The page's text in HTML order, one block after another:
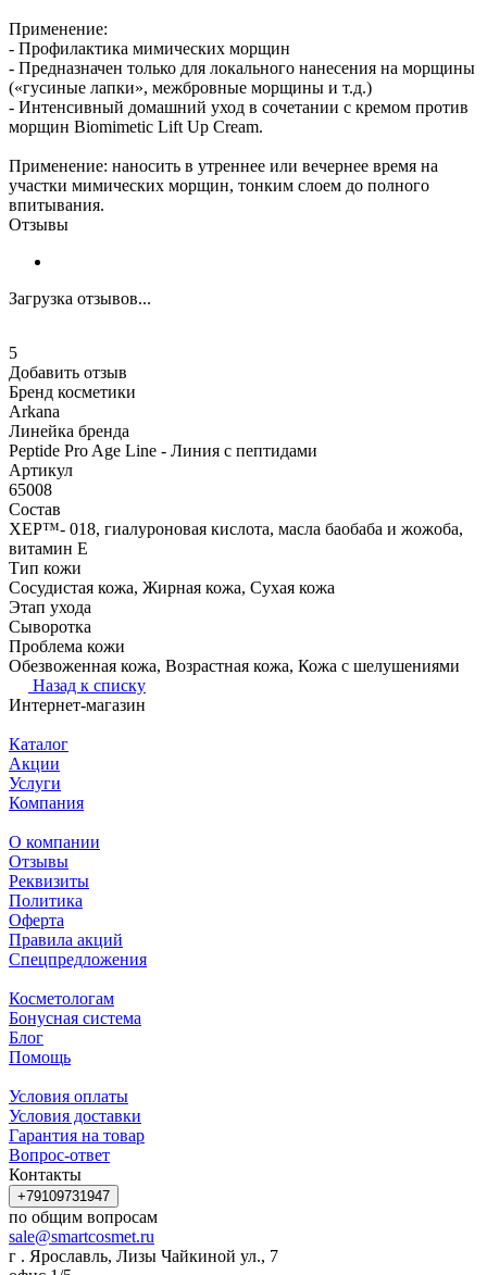
Применение:
- Профилактика мимических морщин
- Предназначен только для локального нанесения на морщины
(«гусиные лапки», межбровные морщины и т.д.)
- Интенсивный домашний уход в сочетании с кремом против
морщин Biomimetic Lift Up Cream.
Применение: наносить в утреннее или вечернее время на
участки мимических морщин, тонким слоем до полного
впитывания.
Отзывы
Загрузка отзывов...
5
Добавить отзыв
Бренд косметики
Arkana
Линейка бренда
Peptide Pro Age Line - Линия с пептидами
Артикул
65008
Состав
XEP™- 018, гиалуроновая кислота, масла баобаба и жожоба,
витамин Е
Тип кожи
Сосудистая кожа, Жирная кожа, Сухая кожа
Этап ухода
Сыворотка
Проблема кожи
Обезвоженная кожа, Возрастная кожа, Кожа с шелушениями
Назад к списку
Интернет-магазин
Каталог
Акции
Услуги
Компания
О компании
Отзывы
Реквизиты
Политика
Оферта
Правила акций
Спецпредложения
Косметологам
Бонусная система
Блог
Помощь
Условия оплаты
Условия доставки
Гарантия на товар
Вопрос-ответ
Контакты
+79109731947
по общим вопросам
sale@smartcosmet.ru
г . Ярославль, Лизы Чайкиной ул., 7